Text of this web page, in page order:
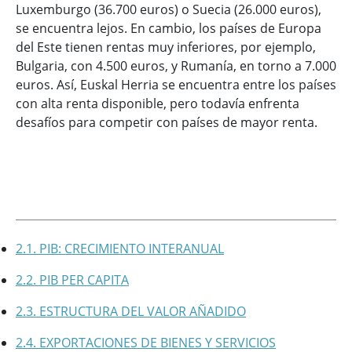
Luxemburgo (36.700 euros) o Suecia (26.000 euros),
se encuentra lejos. En cambio, los países de Europa
del Este tienen rentas muy inferiores, por ejemplo,
Bulgaria, con 4.500 euros, y Rumanía, en torno a 7.000
euros. Así, Euskal Herria se encuentra entre los países
con alta renta disponible, pero todavía enfrenta
desafíos para competir con países de mayor renta.
2.1. PIB: CRECIMIENTO INTERANUAL
2.2. PIB PER CAPITA
2.3. ESTRUCTURA DEL VALOR AÑADIDO
2.4. EXPORTACIONES DE BIENES Y SERVICIOS